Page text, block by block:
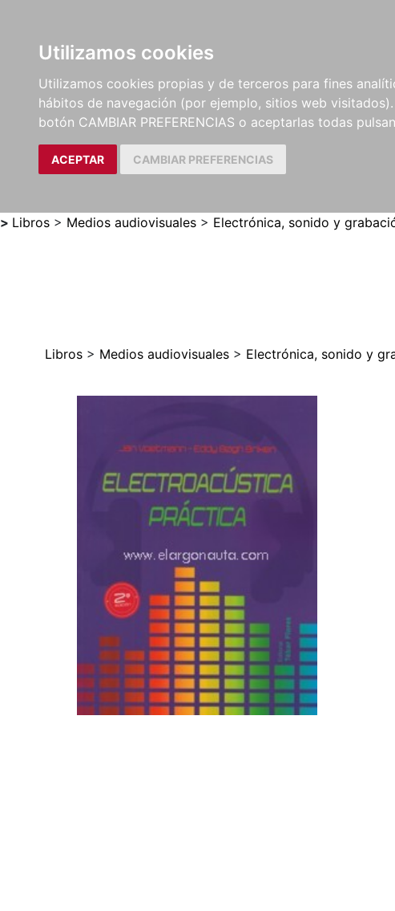
Utilizamos cookies
Utilizamos cookies propias y de terceros para fines
hábitos de navegación (por ejemplo, sitios web visitados).
botón CAMBIAR PREFERENCIAS o aceptarlas todas
ACEPTAR CAMBIAR PREFERENCIAS
LIBROS
MÉTODOS Y
EJERCICIOS
PARTITURAS Y EDICIONES
CRÍTICAS
> Libros > Medios audiovisuales > Electrónica, sonido y
Libros > Medios audiovisuales > Electrónica, sonido y